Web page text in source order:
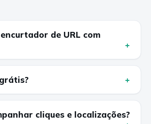
de URL com
cliques e localizações?